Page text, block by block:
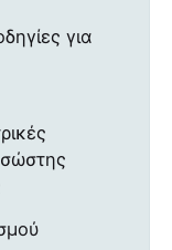
για